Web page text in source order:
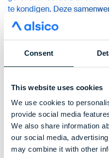
Consent
This website uses cookies
We use cookies to
provide social media
We also share information
our social media,
may combine it with other
te kondigen. Deze
toewijding aan het leveren
vlamvertragende (FR)
Door de krachten te
zorgen we ervoor dat onze
aan de hoogste
samenwerking stelt ons in
bieden die niet alleen
maar ook superieur comfort
Dankzij onze premium FR-